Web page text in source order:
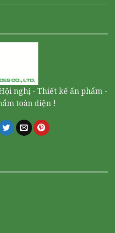
nghị - Thiết kế ấn phẩm -
toàn diện !